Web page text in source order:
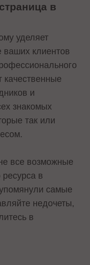
в
уделяет
ваших клиентов
качественные
и
знакомых
так или
все возможные
в
самые
недочеты,
в